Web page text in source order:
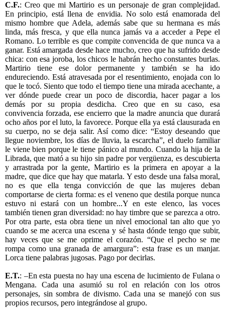
C.F.: Creo que mi Martirio es un personaje de gran complejidad.
En principio, está llena de envidia. No solo está enamorada del
mismo hombre que Adela, además sabe que su hermana es más
linda, más fresca, y que ella nunca jamás va a acceder a Pepe el
Romano. Lo terrible es que compite convencida de que nunca va a
ganar. Está amargada desde hace mucho, creo que ha sufrido desde
chica: con esa joroba, los chicos le habrán hecho constantes burlas.
Martirio tiene ese dolor permanente y también se ha ido
endureciendo. Está atravesada por el resentimiento, enojada con lo
que le tocó. Siento que todo el tiempo tiene una mirada acechante, a
ver dónde puede crear un poco de discordia, hacer pagar a los
demás por su propia desdicha. Creo que en su caso, esa
convivencia forzada, ese encierro que la madre anuncia que durará
ocho años por el luto, la favorece. Porque ella ya está clausurada en
su cuerpo, no se deja salir. Así como dice: “Estoy deseando que
llegue noviembre, los días de lluvia, la escarcha”, el duelo familiar
le viene bien porque le tiene pánico al mundo. Cuando la hija de la
Librada, que mató a su hijo sin padre por vergüenza, es descubierta
y arrastrada por la gente, Martirio es la primera en apoyar a la
madre, que dice que hay que matarla. Y esto desde una falsa moral,
no es que ella tenga convicción de que las mujeres deban
comportarse de cierta forma: es el veneno que destila porque nunca
estuvo ni estará con un hombre...Y en este elenco, las voces
también tienen gran diversidad: no hay timbre que se parezca a otro.
Por otra parte, esta obra tiene un nivel emocional tan alto que yo
cuando se me acerca una escena y sé hasta dónde tengo que subir,
hay veces que se me oprime el corazón. “Que el pecho se me
rompa como una granada de amargura”: esta frase es un manjar.
Lorca tiene palabras jugosas. Pago por decirlas.
E.T.: –En esta puesta no hay una escena de lucimiento de Fulana o
Mengana. Cada una asumió su rol en relación con los otros
personajes, sin sombra de divismo. Cada una se manejó con sus
propios recursos, pero integrándose al grupo.